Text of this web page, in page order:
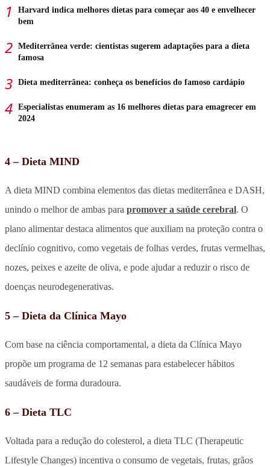
Harvard indica melhores dietas para começar aos 40 e envelhecer
bem
Mediterrânea verde: cientistas sugerem adaptações para a dieta
famosa
Dieta mediterrânea: conheça os benefícios do famoso cardápio
Especialistas enumeram as 16 melhores dietas para emagrecer em
2024
4 – Dieta MIND
A dieta MIND combina elementos das dietas mediterrânea e DASH,
unindo o melhor de ambas para promover a saúde cerebral. O
plano alimentar destaca alimentos que auxiliam na proteção contra o
declínio cognitivo, como vegetais de folhas verdes, frutas vermelhas,
nozes, peixes e azeite de oliva, e pode ajudar a reduzir o risco de
doenças neurodegenerativas.
5 – Dieta da Clínica Mayo
Com base na ciência comportamental, a dieta da Clínica Mayo
propõe um programa de 12 semanas para estabelecer hábitos
saudáveis de forma duradoura.
6 – Dieta TLC
Voltada para a redução do colesterol, a dieta TLC (Therapeutic
Lifestyle Changes) incentiva o consumo de vegetais, frutas, grãos